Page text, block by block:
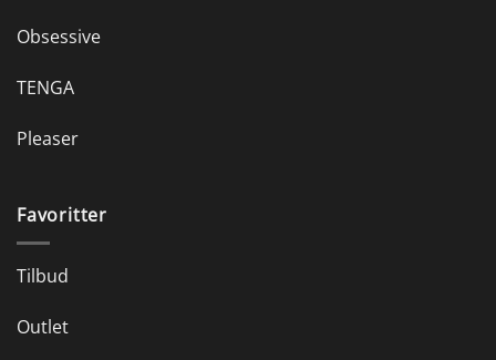
Obsessive
TENGA
Pleaser
Favoritter
Tilbud
Outlet